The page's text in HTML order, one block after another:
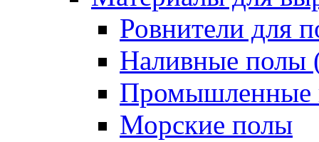
Ровнители для
Наливные полы
Промышленные
Морские полы